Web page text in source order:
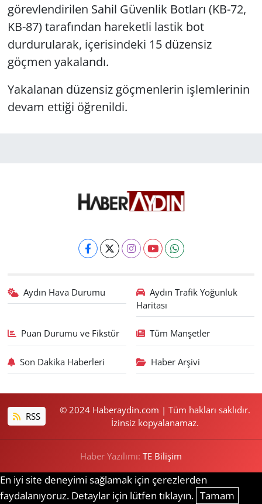
görevlendirilen Sahil Güvenlik Botları (KB-72,
KB-87) tarafından hareketli lastik bot
durdurularak, içerisindeki 15 düzensiz
göçmen yakalandı.
Yakalanan düzensiz göçmenlerin işlemlerinin
devam ettiği öğrenildi.
Aydın Hava Durumu
Aydın Trafik Yoğunluk
Haritası
Puan Durumu ve Fikstür Tüm Manşetler
Son Dakika Haberleri Haber Arşivi
RSS
© 2024 Haberaydin.com | Tüm hakları saklıdır.
İzinsiz kopyalanamaz.
Haber Yazılımı: TE Bilişim
En iyi site deneyimi sağlamak için çerezlerden
faydalanıyoruz. Detaylar için lütfen tıklayın. Tamam